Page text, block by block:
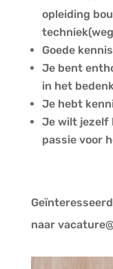
opleiding
Goede
Je bent
in het
Je hebt
Je wilt jezelf
passie voor
naar